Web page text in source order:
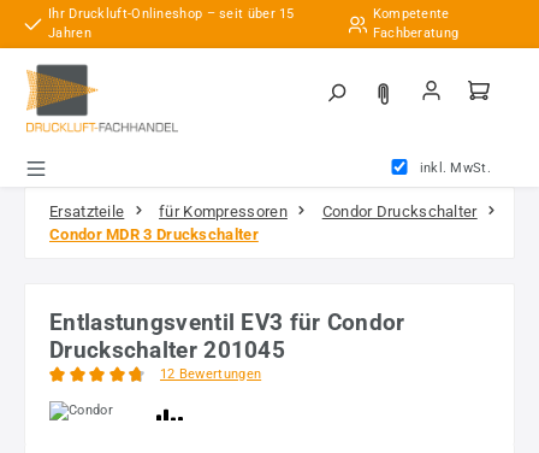
Zum Hauptinhalt springen
Ihr Druckluft-Onlineshop – seit über 15
Jahren
Kompetente
Fachberatung
inkl. MwSt.
Ersatzteile für Kompressoren
Condor Druckschalter
Condor MDR 3 Druckschalter
Entlastungsventil EV3 für Condor
Druckschalter 201045
12 Bewertungen